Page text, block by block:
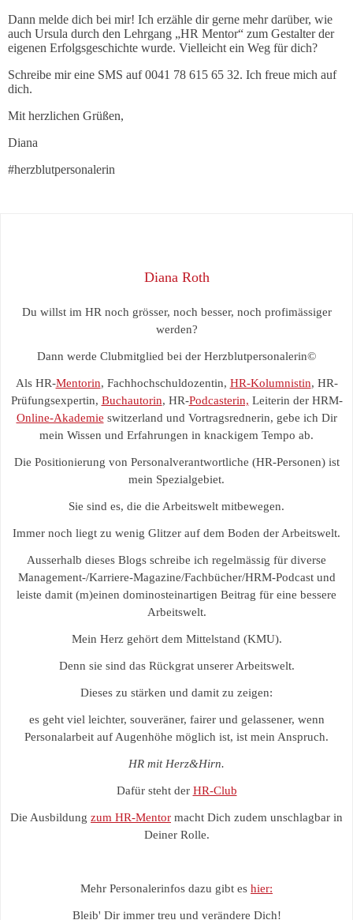
Dann melde dich bei mir! Ich erzähle dir gerne mehr darüber, wie
auch Ursula durch den Lehrgang „HR Mentor“ zum Gestalter der
eigenen Erfolgsgeschichte wurde. Vielleicht ein Weg für dich?
Schreibe mir eine SMS auf 0041 78 615 65 32. Ich freue mich auf
dich.
Mit herzlichen Grüßen,
Diana
#herzblutpersonalerin
Diana Roth
Du willst im HR noch grösser, noch besser, noch profimässiger
werden?
Dann werde Clubmitglied bei der Herzblutpersonalerin©
Als HR-Mentorin, Fachhochschuldozentin, HR-Kolumnistin, HR-
Prüfungsexpertin, Buchautorin, HR-Podcasterin, Leiterin der HRM-
Online-Akademie switzerland und Vortragsrednerin, gebe ich Dir
mein Wissen und Erfahrungen in knackigem Tempo ab.
Die Positionierung von Personalverantwortliche (HR-Personen) ist
mein Spezialgebiet.
Sie sind es, die die Arbeitswelt mitbewegen.
Immer noch liegt zu wenig Glitzer auf dem Boden der Arbeitswelt.
Ausserhalb dieses Blogs schreibe ich regelmässig für diverse
Management-/Karriere-Magazine/Fachbücher/HRM-Podcast und
leiste damit (m)einen dominosteinartigen Beitrag für eine bessere
Arbeitswelt.
Mein Herz gehört dem Mittelstand (KMU).
Denn sie sind das Rückgrat unserer Arbeitswelt.
Dieses zu stärken und damit zu zeigen:
es geht viel leichter, souveräner, fairer und gelassener, wenn
Personalarbeit auf Augenhöhe möglich ist, ist mein Anspruch.
HR mit Herz&Hirn.
Dafür steht der HR-Club
Die Ausbildung zum HR-Mentor macht Dich zudem unschlagbar in
Deiner Rolle.
Mehr Personalerinfos dazu gibt es hier:
Bleib' Dir immer treu und verändere Dich!